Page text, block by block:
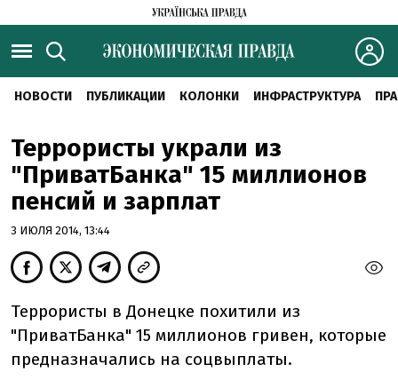
НОВОСТИ ПУБЛИКАЦИИ КОЛОНКИ ИНФРАСТРУКТУРА
Террористы украли из
"ПриватБанка" 15 миллионов
пенсий и зарплат
3 ИЮЛЯ 2014, 13:44
Террористы в Донецке похитили из
"ПриватБанка" 15 миллионов гривен, которые
предназначались на соцвыплаты.